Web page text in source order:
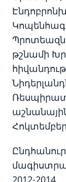
թշնամի
Ընդհանուր
2012-2014